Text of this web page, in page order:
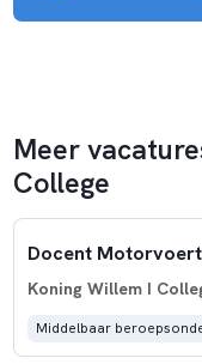
Meer
College
Koning Willem I
Middelbaar